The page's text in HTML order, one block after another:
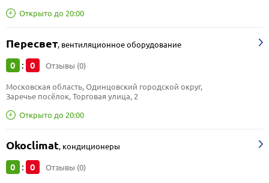
Открыто до 20:00
Пересвет, вентиляционное оборудование
0 : 0 Отзывы (0)
Открыто до 20:00
Московская область, Одинцовский городской округ,
Заречье посёлок, Торговая улица, 2
Okoclimat, кондиционеры
0 : 0 Отзывы (0)